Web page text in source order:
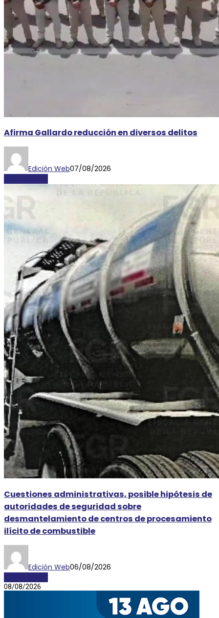
Afirma Gallardo reducción en diversos delitos
Edición Web07/08/2026
Cuestiones administrativas, posible hipótesis de
autoridades de seguridad sobre
desmantelamiento de centros de procesamiento
ilícito de combustible
Edición Web06/08/2026
08/08/2026